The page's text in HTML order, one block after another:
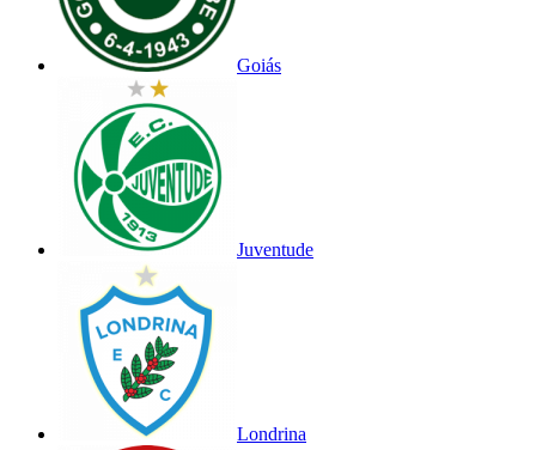
Goiás
Juventude
Londrina